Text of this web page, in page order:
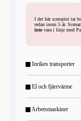
Inrikes transporter
El och fjärrvärme
Arbetsmaskiner
I det här scenariot tar
redan inom 5 år.
intevara i linje med